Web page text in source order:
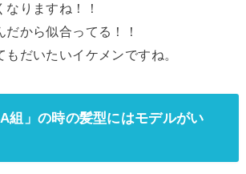
りますね！！
から似合ってる！！
だいたいイケメンですね。
組」の時の髪型にはモデルがい